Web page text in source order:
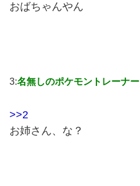
おばちゃんやん
3:名無しのポケモントレーナー
>>2
お姉さん、な？